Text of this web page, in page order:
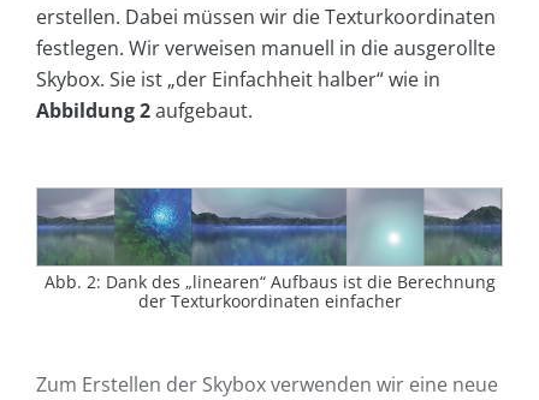
erstellen. Dabei müssen wir die Texturkoordinaten
festlegen. Wir verweisen manuell in die ausgerollte
Skybox. Sie ist „der Einfachheit halber“ wie in
Abbildung 2aufgebaut.
Abb. 2: Dank des „linearen“ Aufbaus ist die Berechnung
der Texturkoordinaten einfacher
Zum Erstellen der Skybox verwenden wir eine neue